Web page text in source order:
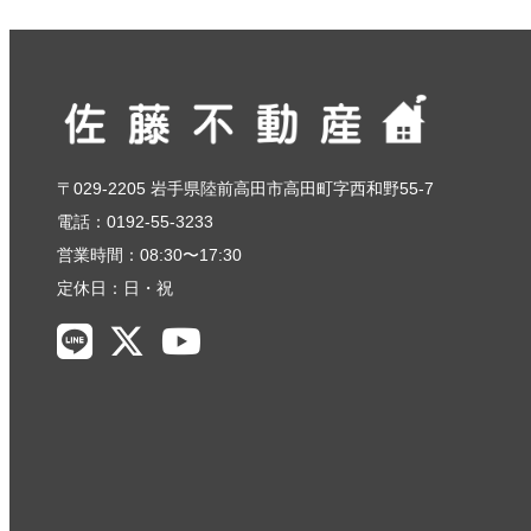
〒029-2205 岩手県陸前高田市高田町字西和野55-7
電話：0192-55-3233
営業時間：08:30〜17:30
定休日：日・祝